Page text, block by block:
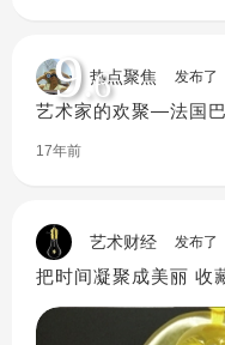
热点聚焦 发布了
艺术家的欢聚—法国
9.6
17年前
艺术财经 发布了
把时间凝聚成美丽 收